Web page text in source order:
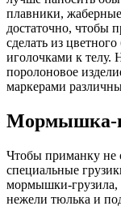
плавники,
достаточно, чтобы
сделать из
иголочками к телу.
поролоновое
маркерами
Мормышка-
Чтобы приманку не
специальные
мормышки-грузила,
нежели тюлька и